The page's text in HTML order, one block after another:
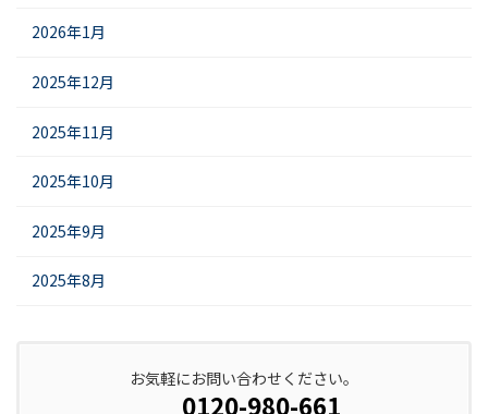
2026年1月
2025年12月
2025年11月
2025年10月
2025年9月
2025年8月
お気軽にお問い合わせください。
0120-980-661